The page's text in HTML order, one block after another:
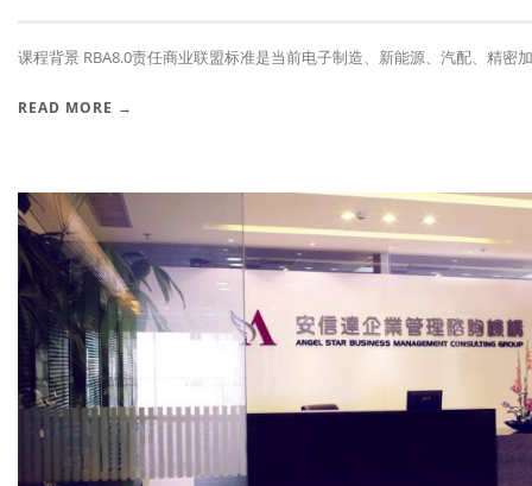
课程背景 RBA8.0责任商业联盟标准是当前电子制造、新能源、汽配、精密
READ MORE →